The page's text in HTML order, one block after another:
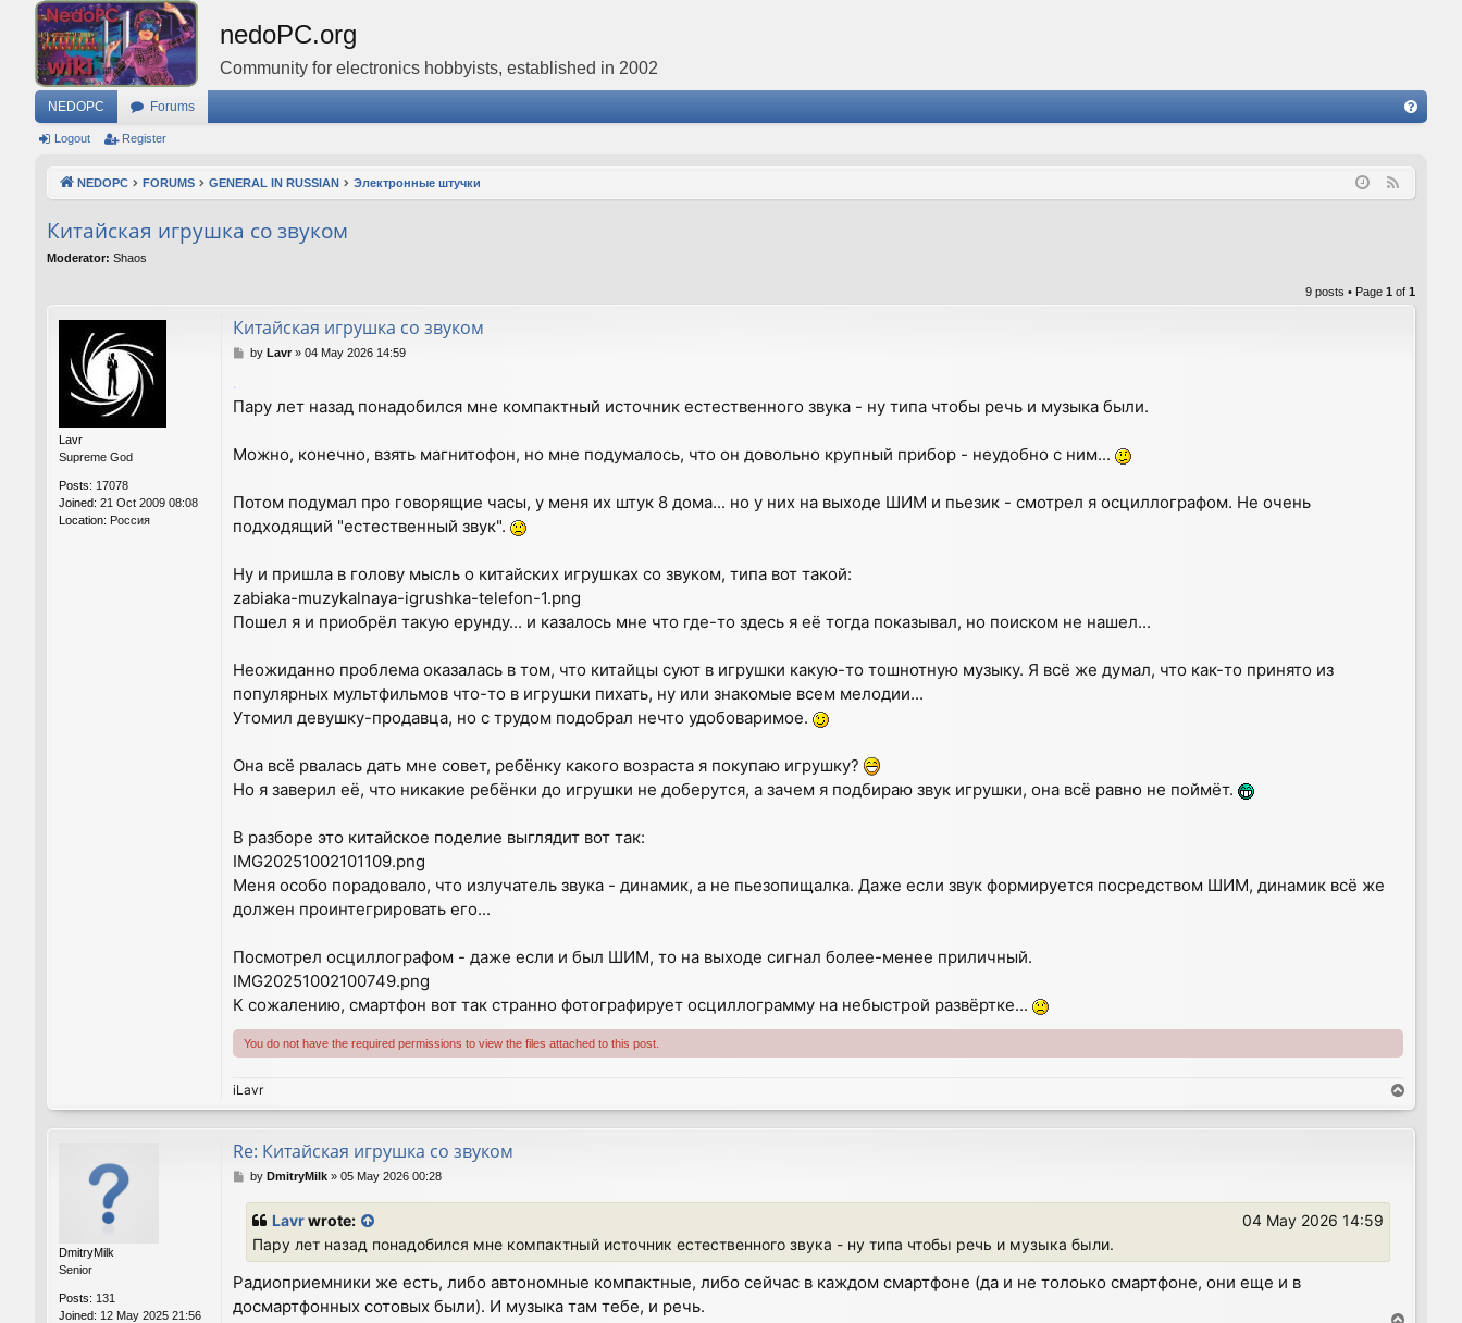
nedoPC.org
Community for electronics hobbyists, established in 2002
NEDOPC Forums
Q
Logout Register
NEDOPC FORUMS GENERAL IN RUSSIAN Электронные штучки
Китайская игрушка со звуком
Moderator: Shaos
9 posts • Page 1 of 1
Lavr
Supreme God
Posts: 17078
Joined: 21 Oct 2009 08:08
Location: Россия
Китайская игрушка со звуком
P
t
by Lavr» 04 May 2026 14:59
Пару лет назад понадобился мне компактный источник естественного звука - ну типа чтобы речь и музыка были.
Можно, конечно, взять магнитофон, но мне подумалось, что он довольно крупный прибор - неудобно с ним...
Потом подумал про говорящие часы, у меня их штук 8 дома... но у них на выходе ШИМ и пьезик - смотрел я осциллографом. Не очень
подходящий "естественный звук".
Ну и пришла в голову мысль о китайских игрушках со звуком, типа вот такой:
zabiaka-muzykalnaya-igrushka-telefon-1.png
Пошел я и приобрёл такую ерунду... и казалось мне что где-то здесь я её тогда показывал, но поиском не нашел...
Неожиданно проблема оказалась в том, что китайцы суют в игрушки какую-то тошнотную музыку. Я всё же думал, что как-то принято из
популярных мультфильмов что-то в игрушки пихать, ну или знакомые всем мелодии...
Утомил девушку-продавца, но с трудом подобрал нечто удобоваримое.
Она всё рвалась дать мне совет, ребёнку какого возраста я покупаю игрушку?
Но я заверил её, что никакие ребёнки до игрушки не доберутся, а зачем я подбираю звук игрушки, она всё равно не поймёт.
В разборе это китайское поделие выглядит вот так:
IMG20251002101109.png
Меня особо порадовало, что излучатель звука - динамик, а не пьезопищалка. Даже если звук формируется посредством ШИМ, динамик всё же
должен проинтегрировать его...
Посмотрел осциллографом - даже если и был ШИМ, то на выходе сигнал более-менее приличный.
IMG20251002100749.png
К сожалению, смартфон вот так странно фотографирует осциллограмму на небыстрой развёртке...
You do not have the required permissions to view the files attached to this post.
iLavr
o
p
DmitryMilk
Senior
Posts: 131
Joined: 12 May 2025 21:56
Re: Китайская игрушка со звуком
Pby DmitryMilk» 05 May 2026 00:28
Lavrwrote:
04 May 2026 14:59
Пару лет назад понадобился мне компактный источник естественного звука - ну типа чтобы речь и музыка были.
Радиоприемники же есть, либо автономные компактные, либо сейчас в каждом смартфоне (да и не толоько смартфоне, они еще и в
досмартфонных сотовых были). И музыка там тебе, и речь.